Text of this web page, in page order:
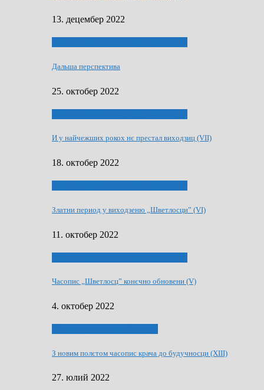
13. децембер 2022
Дальша перспектива
25. октобер 2022
И у найчежших рокох нє престал виходзиц (VII)
18. октобер 2022
Златни период у виходзеню „Шветлосци” (VI)
11. октобер 2022
Часопис „Шветлосц” конєчно обновени (V)
4. октобер 2022
З новим полєтом часопис крача до будучносци (XIII)
27. юлий 2022